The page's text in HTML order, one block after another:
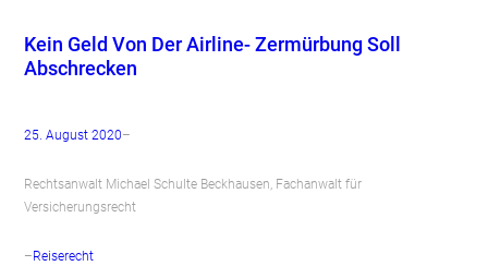
Kein Geld Von Der Airline- Zermürbung Soll
Abschrecken
25. August 2020–
Rechtsanwalt Michael Schulte Beckhausen, Fachanwalt für
Versicherungsrecht
–Reiserecht